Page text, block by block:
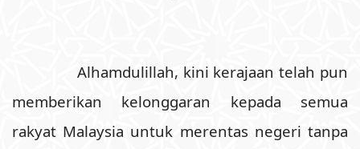
Alhamdulillah, kini kerajaan telah pun
memberikan kelonggaran kepada semua
rakyat Malaysia untuk merentas negeri tanpa